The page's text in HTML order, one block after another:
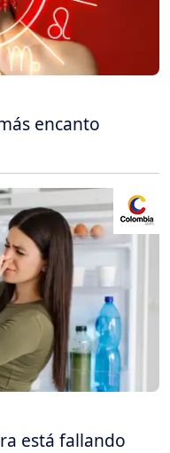
encanto
está fallando